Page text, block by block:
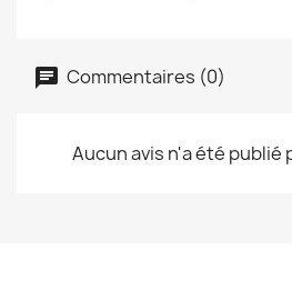
Commentaires (0)
Aucun avis n'a été publié